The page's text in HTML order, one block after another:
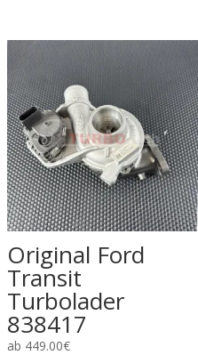
Original Ford
Transit
Turbolader
838417
ab 449.00€